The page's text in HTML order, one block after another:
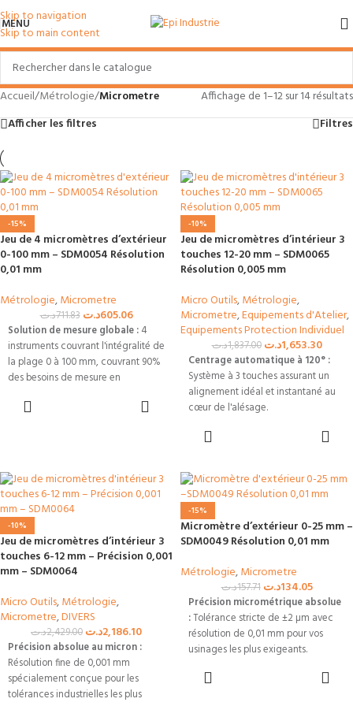
Skip to navigation
Skip to main content
MENU
Accueil/Métrologie/Micrometre
Affichage de 1–12 sur 14 résultats
Afficher les filtres
Filtres
-15%
Jeu de 4 micromètres d’extérieur
0-100 mm – SDM0054 Résolution
0,01 mm
Métrologie,Micrometre
711.83د.ت 605.06د.ت
Solution de mesure globale : 4
instruments couvrant l'intégralité de
la plage 0 à 100 mm, couvrant 90%
des besoins de mesure en
continue.
Lecture rapide et fiable :
Tambours gravés à haute lisibilité
avec système de blocage de
broche pour sécuriser le relevé des
cotes.
dans sa mallette de protection
d'atelier avec ses étalons de
réglage et son certificat de
contrôle.
Disponibilité Tunisie : Équipement
de métrologie lourd en stock chez
-10%
Jeu de micromètres d’intérieur 3
touches 12-20 mm – SDM0065
Résolution 0,005 mm
Micro Outils,Métrologie,
Micrometre,Equipements d'Atelier,
Equipements Protection Individuel
1,837.00د.ت 1,653.30د.ت
Centrage automatique à 120° :
Système à 3 touches assurant un
alignement idéal et instantané au
cœur de l'alésage.
Mesure en profondeur (150 mm) :
profonds sans fléchissement.
Solution polyvalente 2-en-1 :
Coffret complet incluant deux
micromètres complémentaires pour
couvrir la plage critique de 12 à 20
mm.
Pack traçabilité complet :Fourni
avec sa bague d'étalonnage
d'origine de Ø20 mm et son
certificat de contrôle officiel.
-10%
Jeu de micromètres d’intérieur 3
touches 6-12 mm – Précision 0,001
mm – SDM0064
Micro Outils,Métrologie,
Micrometre,DIVERS
2,429.00د.ت 2,186.10د.ت
Précision absolue au micron :
Résolution fine de 0,001 mm
spécialement conçue pour les
tolérances industrielles les plus
-15%
Micromètre d’extérieur 0-25 mm –
SDM0049 Résolution 0,01 mm
Métrologie,Micrometre
157.71د.ت 134.05د.ت
Précision micrométrique absolue
:Tolérance stricte de ±2 µm avec
résolution de 0,01 mm pour vos
usinages les plus exigeants.
Mesure constante et répétable :